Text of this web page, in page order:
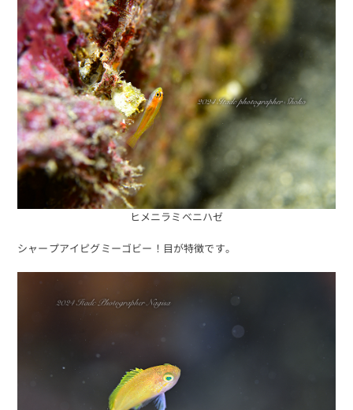
ヒメニラミベニハゼ
シャープアイピグミーゴビー！目が特徴です。